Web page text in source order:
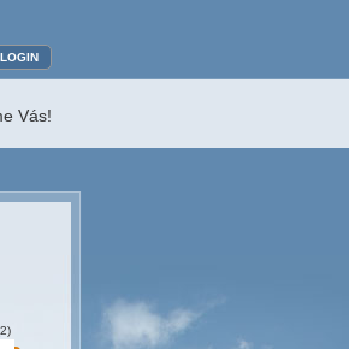
LOGIN
Vás!